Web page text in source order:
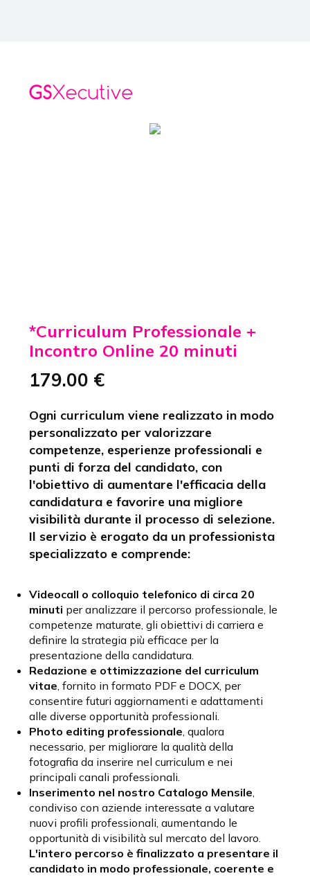
*Curriculum Professionale +
Incontro Online 20 minuti
179.00 €
Ogni curriculum viene realizzato in modo
personalizzato per valorizzare
competenze, esperienze professionali e
punti di forza del candidato, con
l'obiettivo di aumentare l'efficacia della
candidatura e favorire una migliore
visibilità durante il processo di selezione.
Il servizio è erogato da un professionista
specializzato e comprende:
Videocall o colloquio telefonico di circa 20
minuti per analizzare il percorso professionale, le
competenze maturate, gli obiettivi di carriera e
definire la strategia più efficace per la
presentazione della candidatura.
Redazione e ottimizzazione del curriculum
vitae, fornito in formato PDF e DOCX, per
consentire futuri aggiornamenti e adattamenti
alle diverse opportunità professionali.
Photo editing professionale, qualora
necessario, per migliorare la qualità della
fotografia da inserire nel curriculum e nei
principali canali professionali.
Inserimento nel nostro Catalogo Mensile,
condiviso con aziende interessate a valutare
nuovi profili professionali, aumentando le
opportunità di visibilità sul mercato del lavoro.
L'intero percorso è finalizzato a presentare il
candidato in modo professionale, coerente e